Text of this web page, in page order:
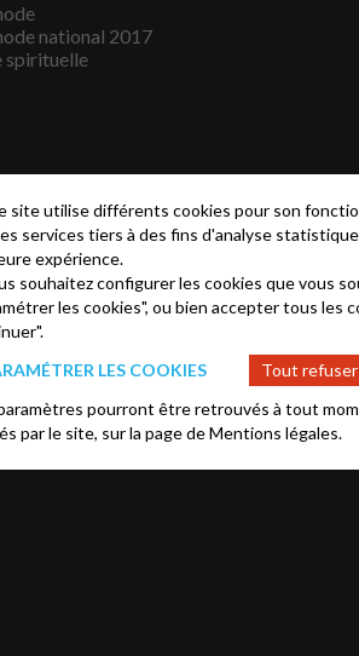
national 2017
spirituelle
site utilise différents cookies pour son
services tiers à des fins d'analyse
expérience.
souhaitez configurer les cookies que vous
les cookies", ou bien accepter tous les
LES COOKIES
Tout refuser
pourront être retrouvés à tout
par le site, sur la page deMentions légales.